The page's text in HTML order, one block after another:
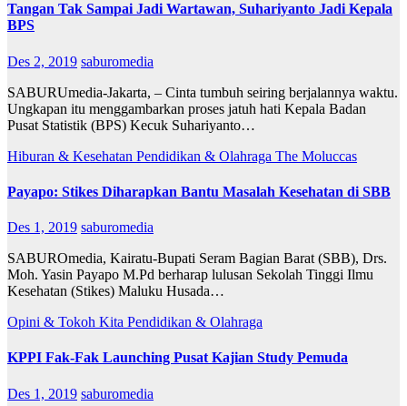
Tangan Tak Sampai Jadi Wartawan, Suhariyanto Jadi Kepala
BPS
Des 2, 2019 saburomedia
SABURUmedia-Jakarta, – Cinta tumbuh seiring berjalannya waktu.
Ungkapan itu menggambarkan proses jatuh hati Kepala Badan
Pusat Statistik (BPS) Kecuk Suhariyanto…
Hiburan & Kesehatan Pendidikan & Olahraga The Moluccas
Payapo: Stikes Diharapkan Bantu Masalah Kesehatan di SBB
Des 1, 2019 saburomedia
SABUROmedia, Kairatu-Bupati Seram Bagian Barat (SBB), Drs.
Moh. Yasin Payapo M.Pd berharap lulusan Sekolah Tinggi Ilmu
Kesehatan (Stikes) Maluku Husada…
Opini & Tokoh Kita Pendidikan & Olahraga
KPPI Fak-Fak Launching Pusat Kajian Study Pemuda
Des 1, 2019 saburomedia